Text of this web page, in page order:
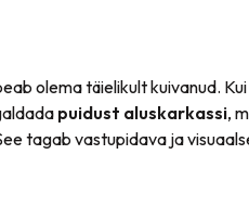
olema täielikult kuivanud.
puidust aluskarkassi,
tagab vastupidava ja